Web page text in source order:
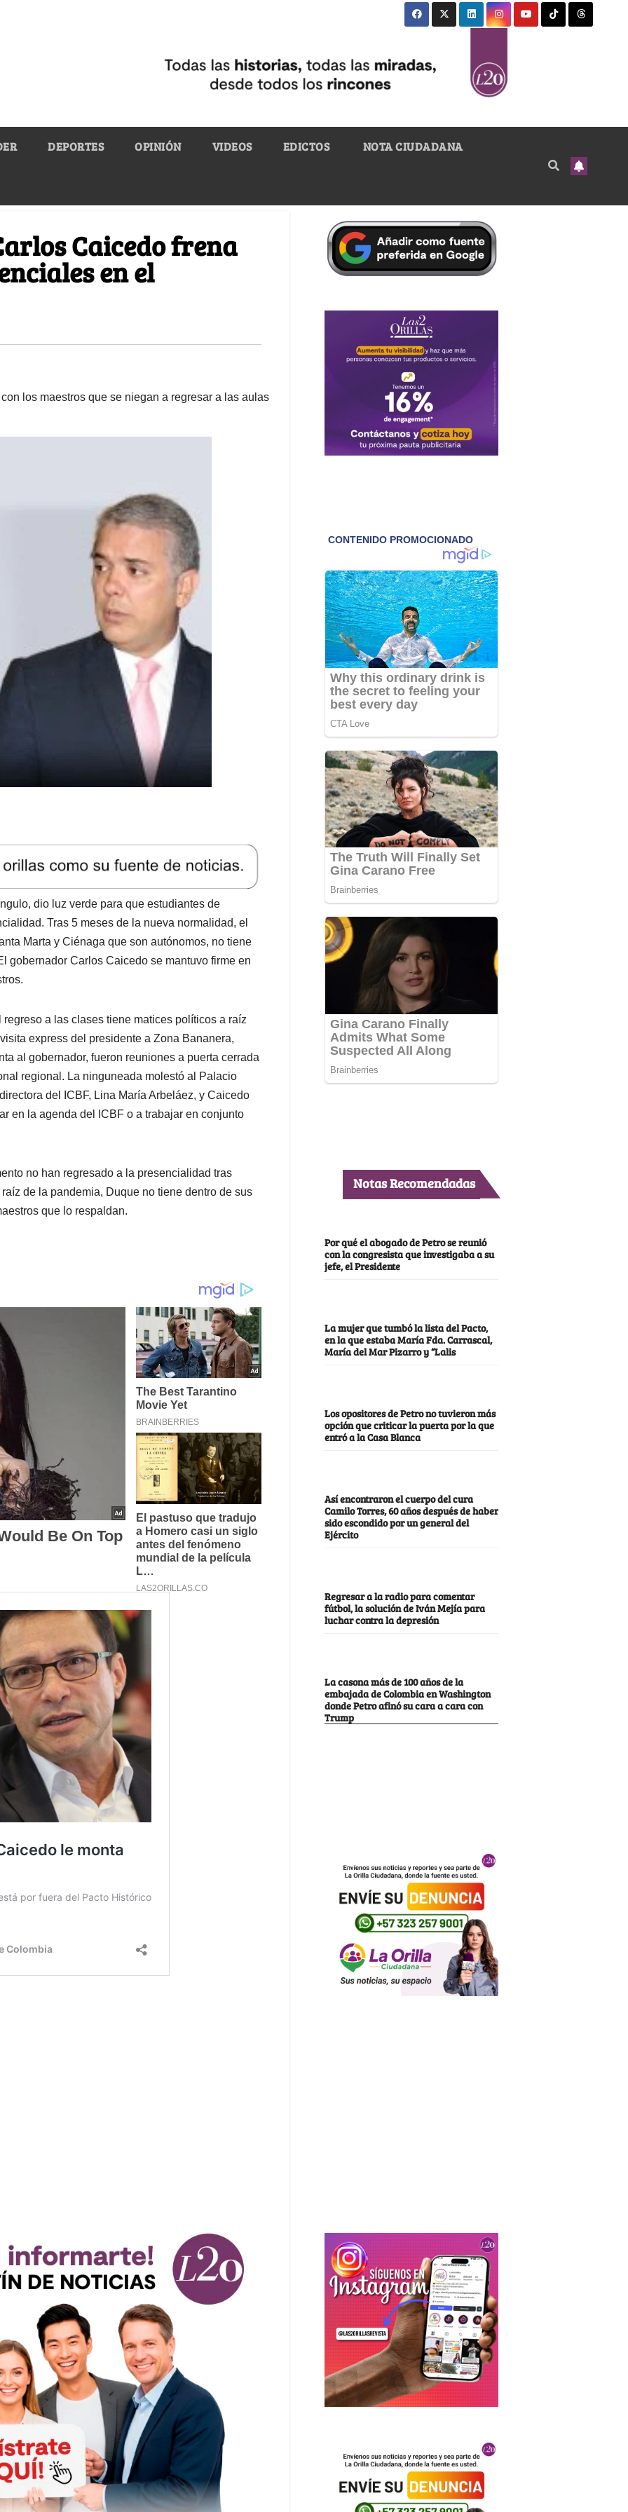
DEPORTES OPINIÓN VIDEOS EDICTOS NOTA CIUDADANA
Caicedo frena
en el
los maestros que se niegan a regresar a las aulas
dio luz verde para que estudiantes de
Tras 5 meses de la nueva normalidad, el
Marta y Ciénaga que son autónomos, no tiene
gobernador Carlos Caicedo se mantuvo firme en
a las clases tiene matices políticos a raíz
express del presidente a Zona Bananera,
al gobernador, fueron reuniones a puerta cerrada
regional. La ninguneada molestó al Palacio
del ICBF, Lina María Arbeláez, y Caicedo
en la agenda del ICBF o a trabajar en conjunto
no han regresado a la presencialidad tras
de la pandemia, Duque no tiene dentro de sus
que lo respaldan.
Notas Recomendadas
Por qué el abogado de Petro se reunió
con la congresista que investigaba a su
jefe, el Presidente
La mujer que tumbó la lista del Pacto,
en la que estaba María Fda. Carrascal,
María del Mar Pizarro y “Lalis
Los opositores de Petro no tuvieron más
opción que criticar la puerta por la que
entró a la Casa Blanca
Así encontraron el cuerpo del cura
Camilo Torres, 60 años después de haber
sido escondido por un general del
Ejército
Regresar a la radio para comentar
fútbol, la solución de Iván Mejía para
luchar contra la depresión
La casona más de 100 años de la
embajada de Colombia en Washington
donde Petro afinó su cara a cara con
Trump